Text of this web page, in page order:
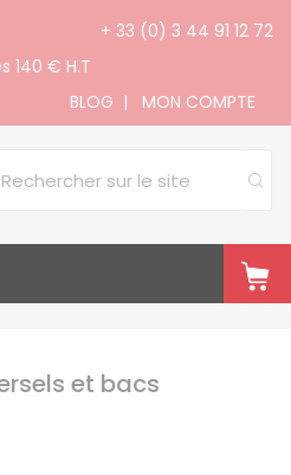
+ 33 (0) 3 44 91 12 72
140 € H.T
BLOG | MON COMPTE
et bacs